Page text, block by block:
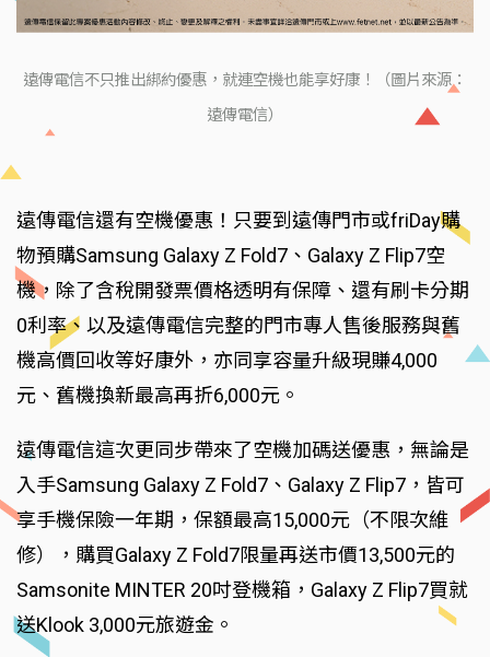
遠傳電信不只推出綁約優惠，就連空機也能享好康！（圖片來源：
遠傳電信）
遠傳電信還有空機優惠！只要到遠傳門市或friDay購
物預購Samsung Galaxy Z Fold7、Galaxy Z Flip7空
機，除了含稅開發票價格透明有保障、還有刷卡分期
0利率、以及遠傳電信完整的門市專人售後服務與舊
機高價回收等好康外，亦同享容量升級現賺4,000
元、舊機換新最高再折6,000元。
遠傳電信這次更同步帶來了空機加碼送優惠，無論是
入手Samsung Galaxy Z Fold7、Galaxy Z Flip7，皆可
享手機保險一年期，保額最高15,000元（不限次維
修），購買Galaxy Z Fold7限量再送市價13,500元的
Samsonite MINTER 20吋登機箱，Galaxy Z Flip7買就
送Klook 3,000元旅遊金。